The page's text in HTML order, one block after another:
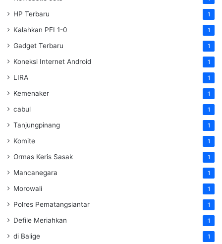
HP Terbaru 1
Kalahkan PFI 1-0 1
Gadget Terbaru 1
Koneksi Internet Android 1
LIRA 1
Kemenaker 1
cabul 1
Tanjungpinang 1
Komite 1
Ormas Keris Sasak 1
Mancanegara 1
Morowali 1
Polres Pematangsiantar 1
Defile Meriahkan 1
di Balige 1